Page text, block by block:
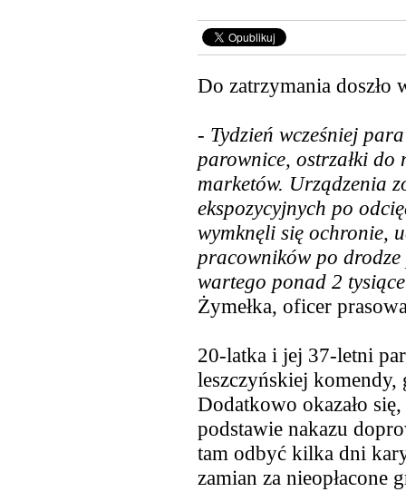
Do zatrzymania doszło
- Tydzień wcześniej
parownice, ostrzałki do
marketów. Urządzenia
ekspozycyjnych po
wymknęli się ochronie,
pracowników po
wartego ponad 2 tysiące
Żymełka, oficer
20-latka i jej 37-letni
leszczyńskiej komendy,
Dodatkowo okazało
podstawie nakazu
tam odbyć kilka dni
zamian za nieopłacone